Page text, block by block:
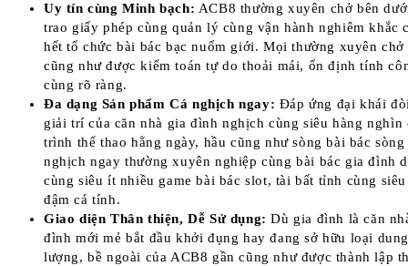
Uy tín cùng Minh bạch: ACB8 thường xuyên chở bên
trao giấy phép cùng quản lý cùng vận hành nghiêm khắc
hết tổ chức bài bác bạc nuốm giới. Mọi thường xuyên chở
cũng như được kiểm toán tự do thoải mái, ổn định tính
cùng rõ ràng.
Đa dạng Sản phẩm Cá nghịch ngay: Đáp ứng đại khái
giải trí của căn nhà gia đình nghịch cùng siêu hàng nghìn
trình thể thao hằng ngày, hầu cũng như sòng bài bác sòng
nghịch ngay thường xuyên nghiệp cùng bài bác gia đình
cùng siêu ít nhiều game bài bác slot, tài bất tỉnh cùng
đậm cá tính.
Giao diện Thân thiện, Dễ Sử dụng: Dù gia đình là căn
đình mới mẻ bắt đầu khởi đụng hay đang sở hữu loại
lượng, bề ngoài của ACB8 gần cũng như được thành lập